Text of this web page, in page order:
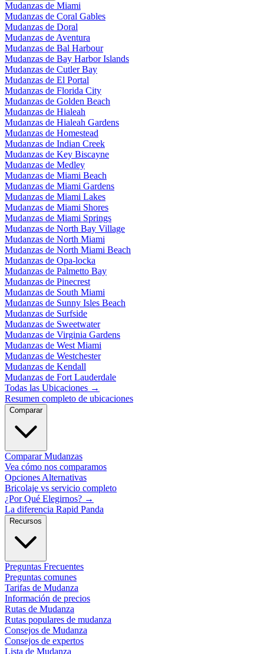
Mudanzas de Miami
Mudanzas de Coral Gables
Mudanzas de Doral
Mudanzas de Aventura
Mudanzas de Bal Harbour
Mudanzas de Bay Harbor Islands
Mudanzas de Cutler Bay
Mudanzas de El Portal
Mudanzas de Florida City
Mudanzas de Golden Beach
Mudanzas de Hialeah
Mudanzas de Hialeah Gardens
Mudanzas de Homestead
Mudanzas de Indian Creek
Mudanzas de Key Biscayne
Mudanzas de Medley
Mudanzas de Miami Beach
Mudanzas de Miami Gardens
Mudanzas de Miami Lakes
Mudanzas de Miami Shores
Mudanzas de Miami Springs
Mudanzas de North Bay Village
Mudanzas de North Miami
Mudanzas de North Miami Beach
Mudanzas de Opa-locka
Mudanzas de Palmetto Bay
Mudanzas de Pinecrest
Mudanzas de South Miami
Mudanzas de Sunny Isles Beach
Mudanzas de Surfside
Mudanzas de Sweetwater
Mudanzas de Virginia Gardens
Mudanzas de West Miami
Mudanzas de Westchester
Mudanzas de Kendall
Mudanzas de Fort Lauderdale
Todas las Ubicaciones →
Resumen completo de ubicaciones
Comparar
Comparar Mudanzas
Vea cómo nos comparamos
Opciones Alternativas
Bricolaje vs servicio completo
¿Por Qué Elegirnos? →
La diferencia Rapid Panda
Recursos
Preguntas Frecuentes
Preguntas comunes
Tarifas de Mudanza
Información de precios
Rutas de Mudanza
Rutas populares de mudanza
Consejos de Mudanza
Consejos de expertos
Lista de Mudanza